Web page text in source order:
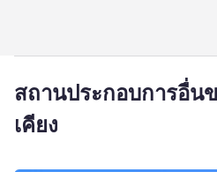
สถานประกอบการอื่น
เคียง